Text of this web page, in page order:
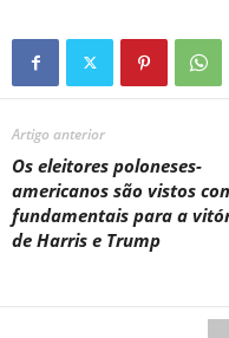
Artigo anterior
Os eleitores poloneses-
americanos são vistos
fundamentais para a
de Harris e Trump